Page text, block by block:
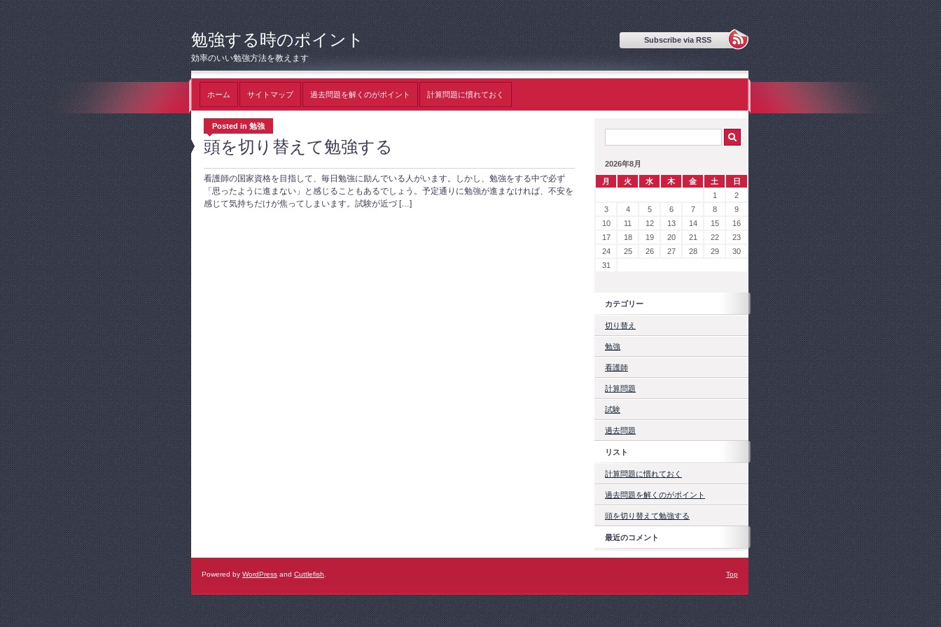
勉強する時のポイント
効率のいい勉強方法を教えます
Subscribe via RSS
ホーム サイトマップ 過去問題を解くのがポイント 計算問題に慣れておく
Posted in 勉強
頭を切り替えて勉強する
看護師の国家資格を目指して、毎日勉強に励んでいる人がいます。しかし、勉強をする中で必ず
「思ったように進まない」と感じることもあるでしょう。予定通りに勉強が進まなければ、不安を
感じて気持ちだけが焦ってしまいます。試験が近づ […]
2026年8月
月 火 水 木 金 土
日
1
2
3
4 5 6 7 8
9
10
11 12 13 14 15
16
17
18 19 20 21 22
23
24
25 26 27 28 29
30
31
カテゴリー
切り替え
勉強
看護師
計算問題
試験
過去問題
リスト
計算問題に慣れておく
過去問題を解くのがポイント
頭を切り替えて勉強する
最近のコメント
Powered by WordPress and Cuttlefish Top